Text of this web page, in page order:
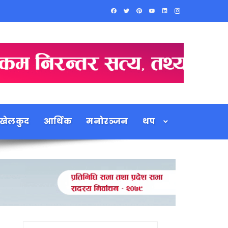
आर्थिक मनोरञ्जन थप